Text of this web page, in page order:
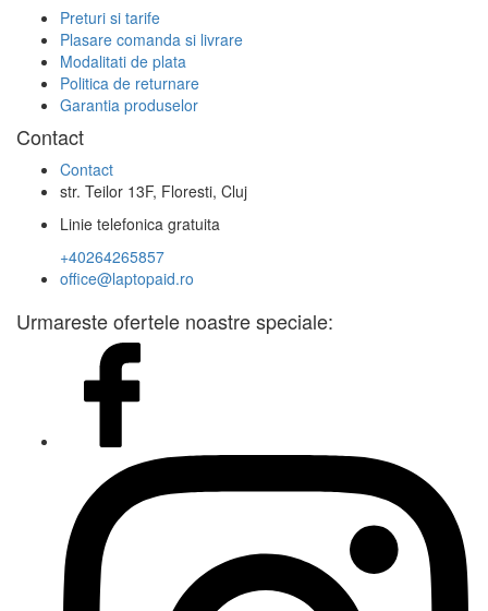
Preturi si tarife
Plasare comanda si livrare
Modalitati de plata
Politica de returnare
Garantia produselor
Contact
Contact
str. Teilor 13F, Floresti, Cluj
Linie telefonica gratuita
+40264265857
office@laptopaid.ro
Urmareste ofertele noastre speciale: